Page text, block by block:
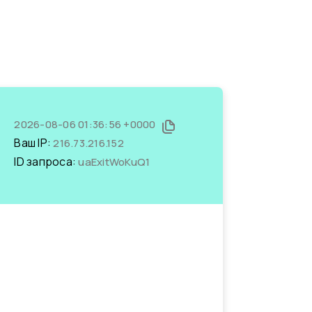
2026-08-06 01:36:56 +0000
Ваш IP:216.73.216.152
ID запроса:uaExitWoKuQ1